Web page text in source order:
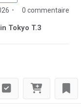
0 commentaire
Tokyo T.3